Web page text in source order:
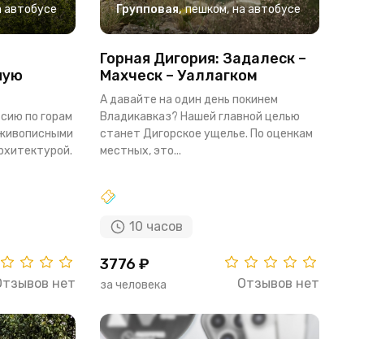
автобусе
по горам
нет
Групповая, пешком, на автобусе
Горная Дигория: Задалеск –
Махческ – Уаллагком
А давайте на один день покинем
Владикавказ? Нашей главной целью
станет Дигорское ущелье. По оценкам
местных, это...
10 часов
3776 ₽
за человека Отзывов нет